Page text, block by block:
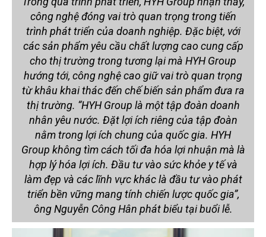
công nghệ đóng vai trò quan trọng trong tiến
trình phát triển của doanh nghiệp. Đặc biệt, với
các sản phẩm yêu cầu chất lượng cao cung cấp
cho thị trường trong tương lại mà HYH Group
hướng tới, công nghệ cao giữ vai trò quan trọng
từ khâu khai thác đến chế biến sản phẩm đưa ra
thị trường. “HYH Group là một tập đoàn doanh
nhân yêu nước. Đặt lợi ích riêng của tập đoàn
nằm trong lợi ích chung của quốc gia. HYH
Group không tìm cách tối đa hóa lợi nhuận mà là
hợp lý hóa lợi ích. Đầu tư vào sức khỏe y tế và
làm đẹp và các lĩnh vực khác là đầu tư vào phát
triển bền vững mang tính chiến lược quốc gia”,
ông Nguyễn Công Hân phát biểu tại buổi lễ.